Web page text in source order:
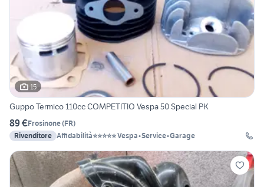
15
Guppo Termico 110cc COMPETITIO Vespa 50 Special PK
89 €Frosinone(FR)
Rivenditore Affidabilità⭐⭐⭐⭐⭐ Vespa•Service•Garage